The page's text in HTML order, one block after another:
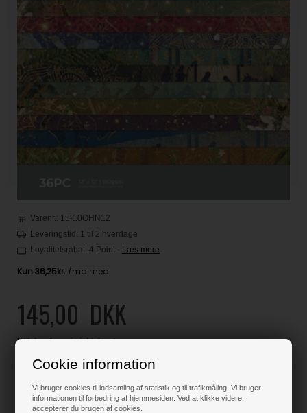
Cookie information
Vi bruger cookies til indsamling af statistik og til trafikmåling. Vi bruger
informationen til forbedring af hjemmesiden. Ved at klikke videre,
accepterer du brugen af cookies.
Varenr.: 15-10OHN12
Leveringstid: 1 til 2 hverdage
Loyalitetsrabat: 4 Point - Læs mere
145,00 DKK
Klik her for pris inkl. fragt
Varen er på lager